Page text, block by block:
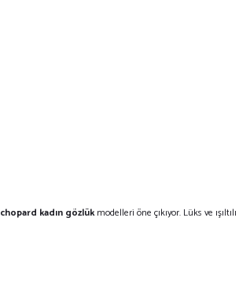
chopard kadın gözlükmodelleri öne çıkıyor. Lüks ve